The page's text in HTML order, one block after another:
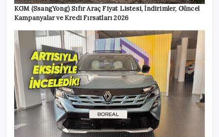
KGM (SsangYong) Sıfır Araç Fiyat Listesi, İndirimler, Güncel
Kampanyalar ve Kredi Fırsatları 2026